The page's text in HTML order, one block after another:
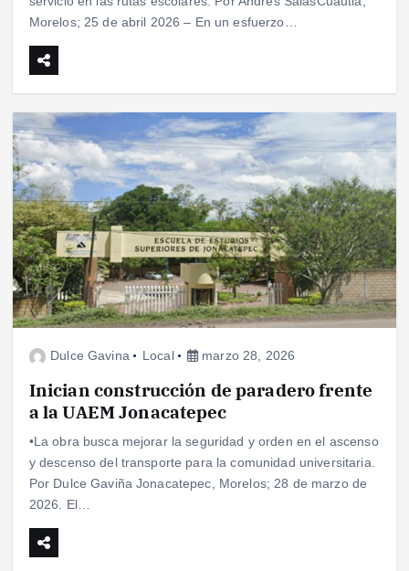
Morelos; 25 de abril 2026 – En un esfuerzo…
Dulce Gavina Local marzo 28, 2026
Inician construcción de paradero frente
a la UAEM Jonacatepec
•La obra busca mejorar la seguridad y orden en el ascenso
y descenso del transporte para la comunidad universitaria.
Por Dulce Gaviña Jonacatepec, Morelos; 28 de marzo de
2026. El…